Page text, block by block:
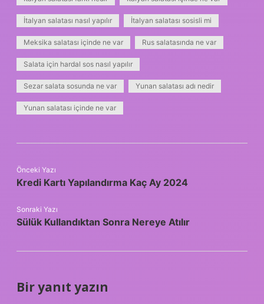
İtalyan salatası nasıl yapılır İtalyan salatası sosisli mi
Meksika salatası içinde ne var Rus salatasında ne var
Salata için hardal sos nasıl yapılır
Sezar salata sosunda ne var Yunan salatası adı nedir
Yunan salatası içinde ne var
Önceki Yazı
Kredi Kartı Yapılandırma Kaç Ay 2024
Sonraki Yazı
Sülük Kullandıktan Sonra Nereye Atılır
Bir yanıt yazın